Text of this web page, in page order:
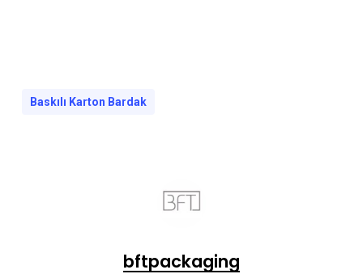
Baskılı Karton Bardak
bftpackaging